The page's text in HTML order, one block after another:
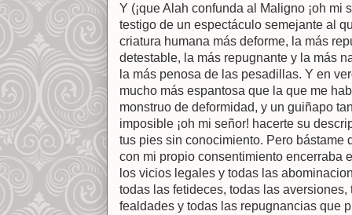
Y (¡que Alah confunda al Maligno ¡oh mi
testigo de un espectáculo semejante al
criatura humana más deforme, la más
detestable, la más repugnante y la más
la más penosa de las pesadillas. Y en
mucho más espantosa que la que me
monstruo de deformidad, y un guiñapo
imposible ¡oh mi señor! hacerte su
tus pies sin conocimiento. Pero bástame
con mi propio consentimiento encerraba
los vicios legales y todas las
todas las fetideces, todas las
fealdades y todas las repugnancias que